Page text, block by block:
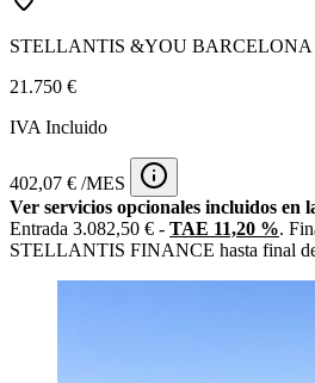
STELLANTIS &YOU BARCELONA
21.750 €
IVA Incluido
402,07 € /MES
Ver servicios opcionales incluidos en
Entrada 3.082,50 € - TAE 11,20 %.
STELLANTIS FINANCE hasta final